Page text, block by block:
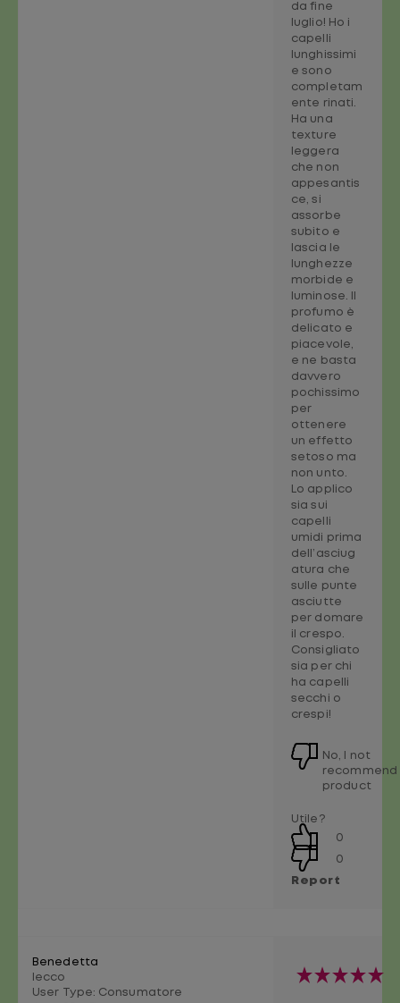
da fine
luglio! Ho i
capelli
lunghissimi
e sono
completam
ente rinati.
Ha una
texture
leggera
che non
appesantis
ce, si
assorbe
subito e
lascia le
lunghezze
morbide e
luminose. Il
profumo è
delicato e
piacevole,
e ne basta
davvero
pochissimo
per
ottenere
un effetto
setoso ma
non unto.
Lo applico
sia sui
capelli
umidi prima
dell’asciug
atura che
sulle punte
asciutte
per domare
il crespo.
Consigliato
sia per chi
ha capelli
secchi o
crespi!
No, I not
recommend
product
Utile?
0
0
Report
Benedetta
lecco
User Type: Consumatore